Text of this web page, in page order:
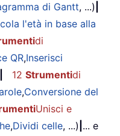
di Gantt, ...)
l'età in base alla
di
QR,Inserisci
12 Strumentidi
,Conversione del
Unisci e
,Dividi celle, ...) ... e